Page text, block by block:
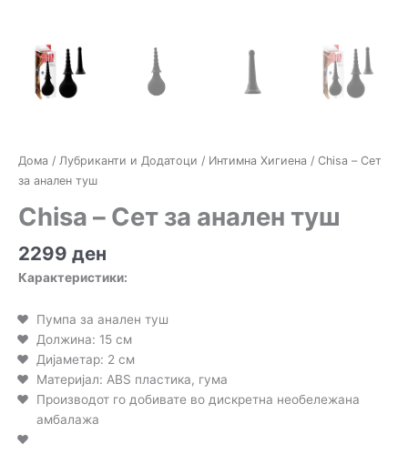
Дома / Лубриканти и Додатоци / Интимна Хигиена / Chisa – Сет
за анален туш
Chisa – Сет за анален туш
2299 ден
Карактеристики:
Пумпа за анален туш
Должина: 15 см
Дијаметар: 2 см
Материјал: ABS пластика, гума
Производот го добивате во дискретна необележана
амбалажа